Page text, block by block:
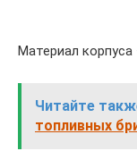
Материал
Читайте
топливных